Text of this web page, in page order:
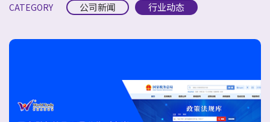
CATEGORY 公司新闻 行业动态